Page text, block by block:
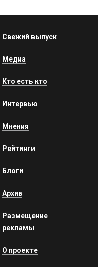
Свежий выпуск
Медиа
Кто есть кто
Интервью
Мнения
Рейтинги
Блоги
Архив
Размещение
рекламы
О проекте